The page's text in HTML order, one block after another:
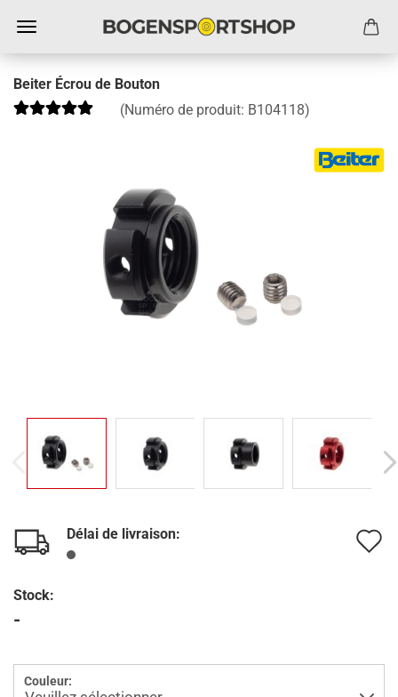
Beiter Écrou de Bouton
(Numéro de produit: B104118)
Délai de livraison:
Stock:
-
Couleur: